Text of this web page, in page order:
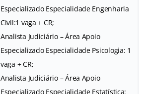
Especializado Especialidade Engenharia
Civil:1 vaga + CR;
Analista Judiciário – Área Apoio
Especializado Especialidade Psicologia: 1
vaga + CR;
Analista Judiciário – Área Apoio
Especializado Especialidade Estatística: